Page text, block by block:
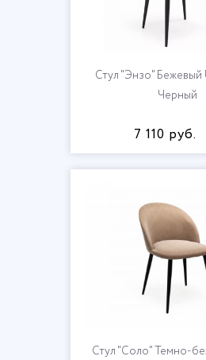
Стул "Энзо" Бежевый
Черный
7 110 руб.
Стул "Соло" Темно-